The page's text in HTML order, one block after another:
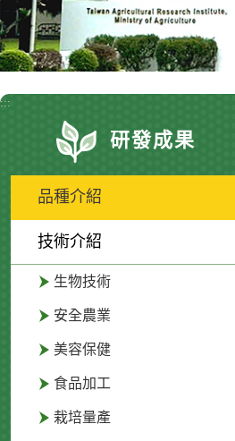
:::
研發成果
品種介紹
技術介紹
生物技術
安全農業
美容保健
食品加工
栽培量產